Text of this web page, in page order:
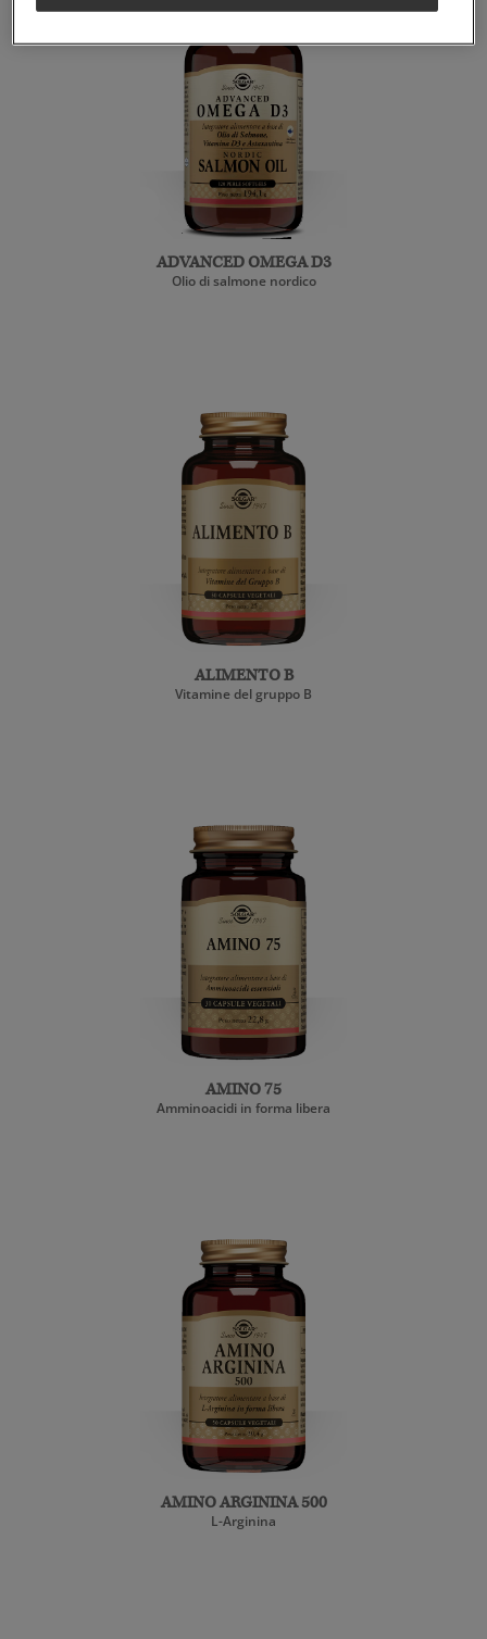
ADVANCED OMEGA D3
Olio di salmone nordico
ALIMENTO B
Vitamine del gruppo B
AMINO 75
Amminoacidi in forma libera
AMINO ARGININA 500
L-Arginina